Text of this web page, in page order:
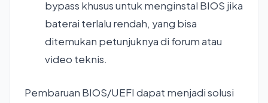
bypass khusus untuk menginstal BIOS jika
baterai terlalu rendah, yang bisa
ditemukan petunjuknya di forum atau
video teknis.
Pembaruan BIOS/UEFI dapat menjadi solusi